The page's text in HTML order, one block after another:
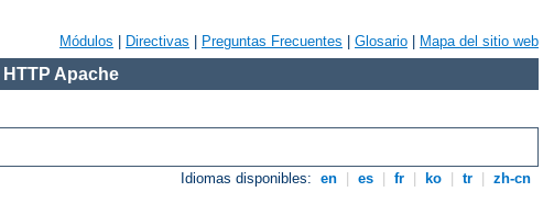
Módulos Directivas Preguntas Frecuentes Glosario Mapa del sitio web
Apache
Idiomas disponibles: en es fr ko tr zh-cn